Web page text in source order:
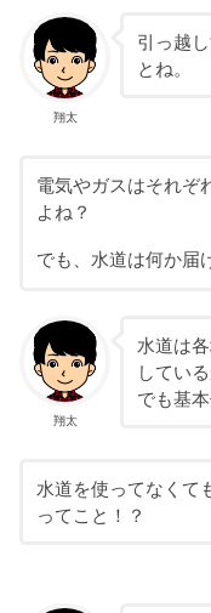
翔太
引っ越
とね。
電気やガスはそれぞ
よね？
でも、水道は何か届
翔太
水道は
してい
でも基
水道を使ってなくて
ってこと！？